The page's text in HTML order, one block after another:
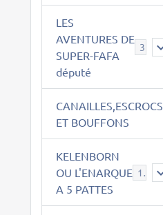
LES
AVENTURES DE
SUPER-FAFA
député
CANAILLES,ESCROCS
ET BOUFFONS
KELENBORN
OU L'ENARQUE
A 5 PATTES
14